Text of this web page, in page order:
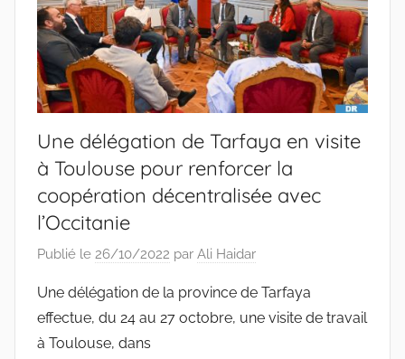
Une délégation de Tarfaya en visite
à Toulouse pour renforcer la
coopération décentralisée avec
l’Occitanie
Publié le 26/10/2022 par Ali Haidar
Une délégation de la province de Tarfaya
effectue, du 24 au 27 octobre, une visite de travail
à Toulouse, dans